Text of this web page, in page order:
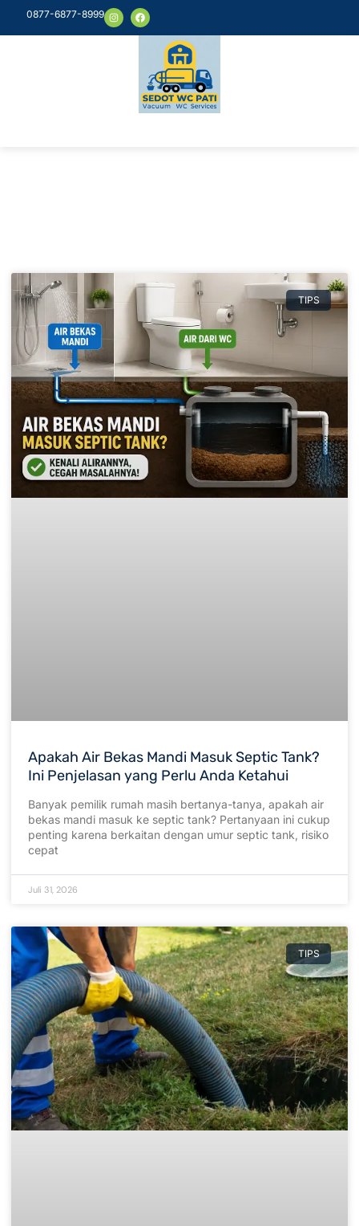
0877-6877-8999
TIPS
Apakah Air Bekas Mandi Masuk Septic Tank?
Ini Penjelasan yang Perlu Anda Ketahui
Banyak pemilik rumah masih bertanya-tanya, apakah air
bekas mandi masuk ke septic tank? Pertanyaan ini cukup
penting karena berkaitan dengan umur septic tank, risiko
cepat
Juli 31, 2026
TIPS